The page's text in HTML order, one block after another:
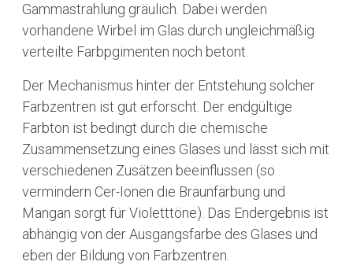
Gammastrahlung gräulich. Dabei werden
vorhandene Wirbel im Glas durch ungleichmäßig
verteilte Farbpgimenten noch betont.
Der Mechanismus hinter der Entstehung solcher
Farbzentren ist gut erforscht. Der endgültige
Farbton ist bedingt durch die chemische
Zusammensetzung eines Glases und lässt sich mit
verschiedenen Zusätzen beeinflussen (so
vermindern Cer-Ionen die Braunfärbung und
Mangan sorgt für Violetttöne). Das Endergebnis ist
abhängig von der Ausgangsfarbe des Glases und
eben der Bildung von Farbzentren.